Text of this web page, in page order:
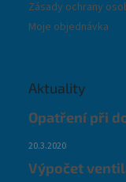
Zásady ochrany
Moje objednávka
Aktuality
Opatření při
20.3.2020
Výpočet